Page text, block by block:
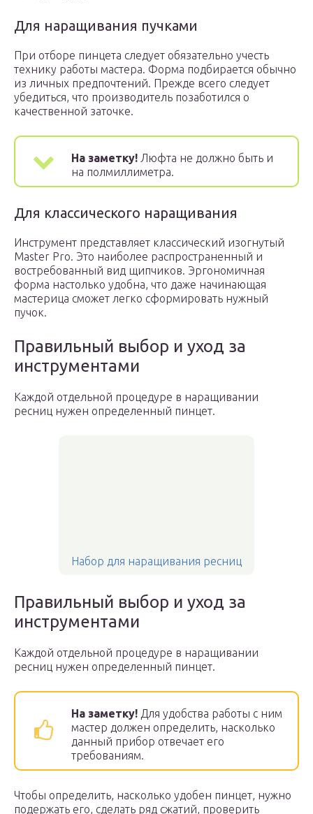
Для наращивания пучками
При отборе пинцета следует обязательно учесть
технику работы мастера. Форма подбирается обычно
из личных предпочтений. Прежде всего следует
убедиться, что производитель позаботился о
качественной заточке.
На заметку! Люфта не должно быть и
на полмиллиметра.
Для классического наращивания
Инструмент представляет классический изогнутый
Master Pro. Это наиболее распространенный и
востребованный вид щипчиков. Эргономичная
форма настолько удобна, что даже начинающая
мастерица сможет легко сформировать нужный
пучок.
Правильный выбор и уход за
инструментами
Каждой отдельной процедуре в наращивании
ресниц нужен определенный пинцет.
Набор для наращивания ресниц
Правильный выбор и уход за
инструментами
Каждой отдельной процедуре в наращивании
ресниц нужен определенный пинцет.
На заметку! Для удобства работы с ним
мастер должен определить, насколько
данный прибор отвечает его
требованиям.
Чтобы определить, насколько удобен пинцет, нужно
подержать его, сделать ряд сжатий, проверить